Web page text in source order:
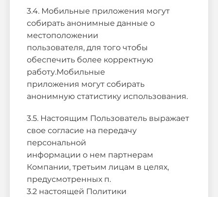
3.4. Мобильные приложения могут
собирать анонимные данные о
местоположении
пользователя, для того чтобы
обеспечить более корректную
работу.Мобильные
приложения могут собирать
анонимную статистику использования.
3.5. Настоящим Пользователь выражает
свое согласие на передачу
персональной
информации о нем партнерам
Компании, третьим лицам в целях,
предусмотренных п.
3.2 настоящей Политики